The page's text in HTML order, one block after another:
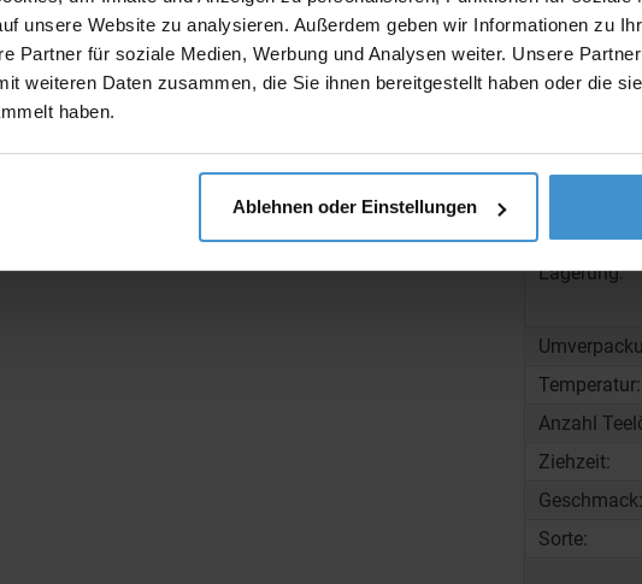
unsere Website zu analysieren. Außerdem geben wir Informationen zu
Partner für soziale Medien, Werbung und Analysen weiter. Unsere
weiteren Daten zusammen, die Sie ihnen bereitgestellt haben oder die
haben.
Ablehnen oder Einstellungen
Artikelname:
Lagerung:
Temperatur:
Anzahl
Ziehzeit:
Geschmack:
Sorte: